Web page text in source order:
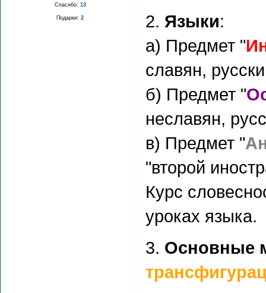
Спасибо: 13
Подарки: 2
2. Языки:
а) Предмет "
славян,
б) Предмет "
неславян,
в) Предмет "
"второй
Курс
уроках языка.
3. Основные